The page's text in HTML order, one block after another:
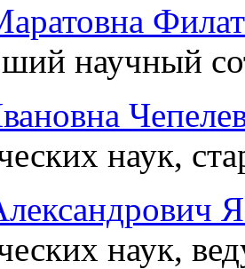
научный
наук,
наук,